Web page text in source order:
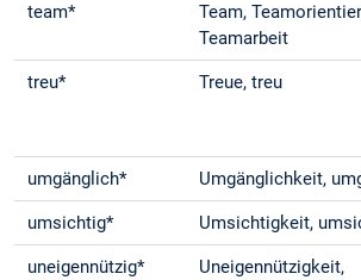
team*
Team,
Teamarbeit
treu* Treue, treu
umgänglich* Umgänglichkeit,
umsichtig* Umsichtigkeit,
uneigennützig*
Uneigennützigkeit,